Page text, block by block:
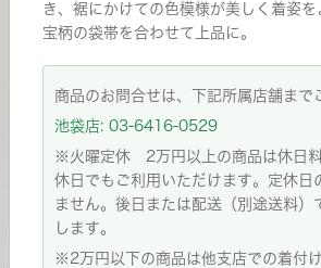
き、裾にかけての色模様が美しく着姿
宝柄の袋帯を合わせて上品に。
商品のお問合せは、下記所属店舗まで
池袋店: 03-6416-0529
※火曜定休 2万円以上の商品は休日
休日でもご利用いただけます。定休日
ません。後日または配送（別途送料）
します。
※2万円以下の商品は他支店での着付